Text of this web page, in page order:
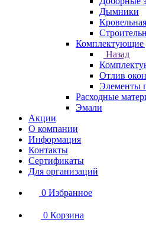
Дымники
Комплектующие
Назад
Отлив
Элементы
Расходные
Эмали
Акции
О компании
Информация
Контакты
Сертификаты
Для организаций
0 Избранное
0 Корзина